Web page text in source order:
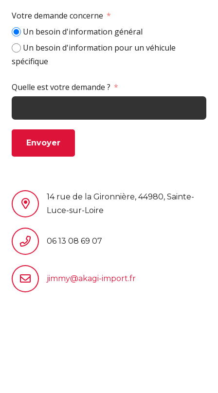
Votre demande concerne
Un besoin d'information général
Un besoin d'information pour un véhicule
spécifique
Quelle est votre demande ?
Envoyer
14 rue de la Gironnière, 44980, Sainte-
Luce-sur-Loire
06 13 08 69 07
jimmy@akagi-import.fr